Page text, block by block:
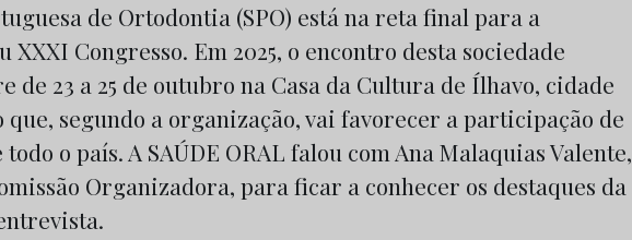
de Ortodontia (SPO) está na reta final para a
XXXI Congresso. Em 2025, o encontro desta sociedade
de 23 a 25 de outubro na Casa da Cultura de Ílhavo, cidade
segundo a organização, vai favorecer a participação de
o país. A SAÚDE ORAL falou com Ana Malaquias Valente,
Organizadora, para ficar a conhecer os destaques da